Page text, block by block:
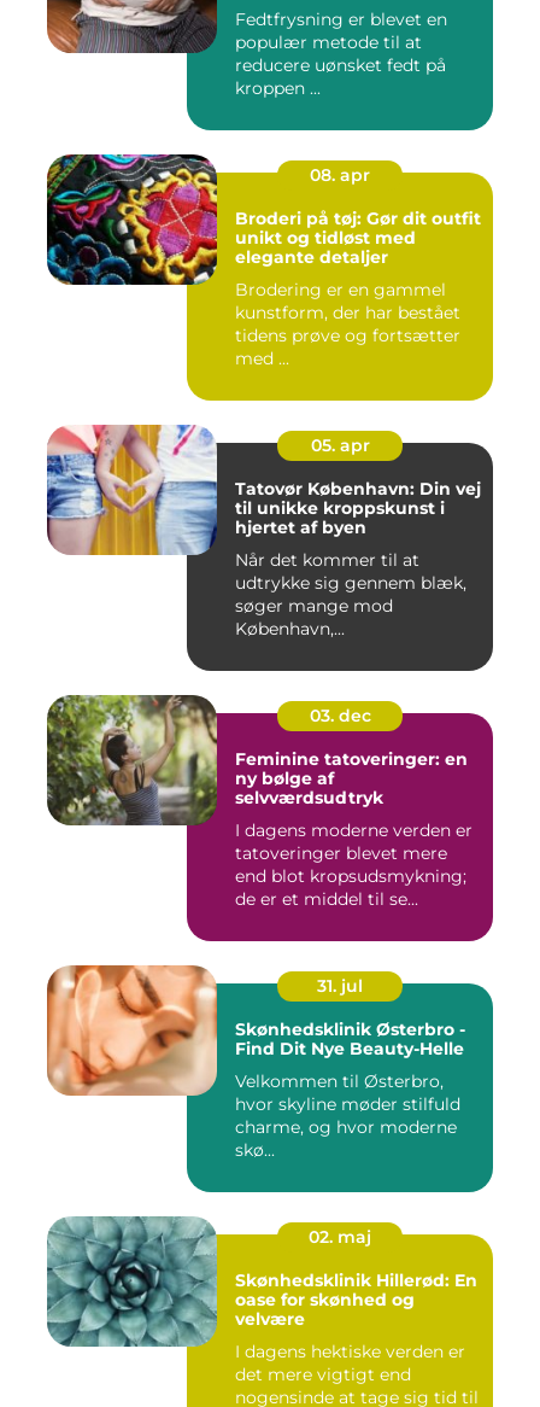
Fedtfrysning er blevet en
populær metode til at
reducere uønsket fedt på
kroppen ...
08. apr
Broderi på tøj: Gør dit outfit
unikt og tidløst med
elegante detaljer
Brodering er en gammel
kunstform, der har bestået
tidens prøve og fortsætter
med ...
05. apr
Tatovør København: Din vej
til unikke kroppskunst i
hjertet af byen
Når det kommer til at
udtrykke sig gennem blæk,
søger mange mod
København,...
03. dec
Feminine tatoveringer: en
ny bølge af
selvværdsudtryk
I dagens moderne verden er
tatoveringer blevet mere
end blot kropsudsmykning;
de er et middel til se...
31. jul
Skønhedsklinik Østerbro -
Find Dit Nye Beauty-Helle
Velkommen til Østerbro,
hvor skyline møder stilfuld
charme, og hvor moderne
skø...
02. maj
Skønhedsklinik Hillerød: En
oase for skønhed og
velvære
I dagens hektiske verden er
det mere vigtigt end
nogensinde at tage sig tid til